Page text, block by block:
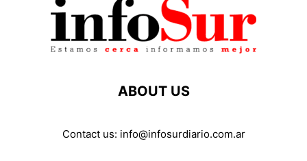
ABOUT US
Contact us: info@infosurdiario.com.ar